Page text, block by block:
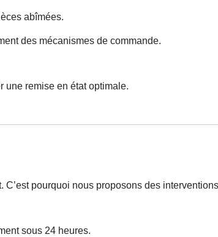
abîmées.
des mécanismes de commande.
une remise en état optimale.
pourquoi nous proposons des
sous 24 heures.